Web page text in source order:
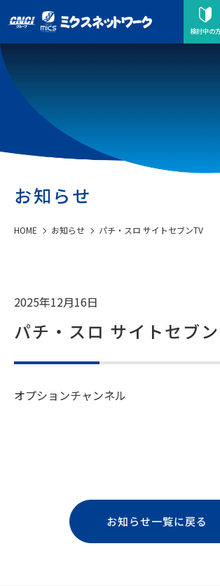
検討中の
お知らせ
HOME お知らせ パチ・スロ サイトセブンTV
2025年12月16日
パチ・スロ サイトセブ
オプションチャンネル
お知らせ一覧に戻る